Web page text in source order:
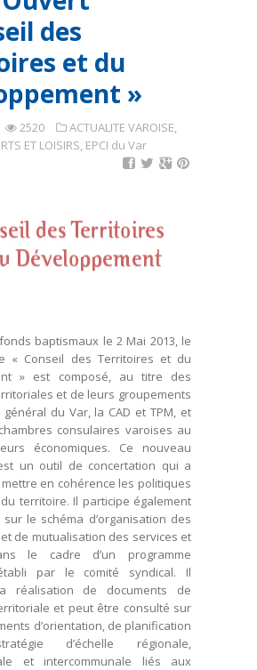
des
et du
»
2520 ACTUALITE VAROISE,
ET LOISIRS, EPCI du Var
baptismaux le 2 Mai 2013, le
« Conseil des Territoires et du
» est composé, au titre des
et de leurs groupements
du Var, la CAD et TPM, et
consulaires varoises au
économiques. Ce nouveau
un outil de concertation qui a
en cohérence les politiques
territoire. Il participe également
le schéma d’organisation des
de mutualisation des services et
le cadre d’un programme
par le comité syndical. Il
réalisation de documents de
et peut être consulté sur
d’orientation, de planification
d’échelle régionale,
et intercommunale liés aux